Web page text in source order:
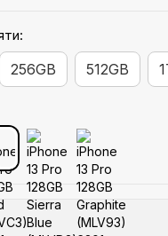
256GB 512GB